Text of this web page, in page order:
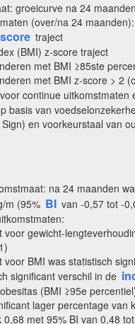
groeicurve na 24 maanden
(over/na 24 maanden):
traject
(BMI) z-score traject
met BMI ≥85ste
met BMI z-score > 2
continue uitkomstmaten
basis van
en voorkeurstaal van
na 24 maanden
m (95% BI van -0,57 tot -
voor gewicht-
voor BMI was statistisch
significant verschil in de
(BMI ≥95e
lager percentage
0,68 met 95% BI van 0,48